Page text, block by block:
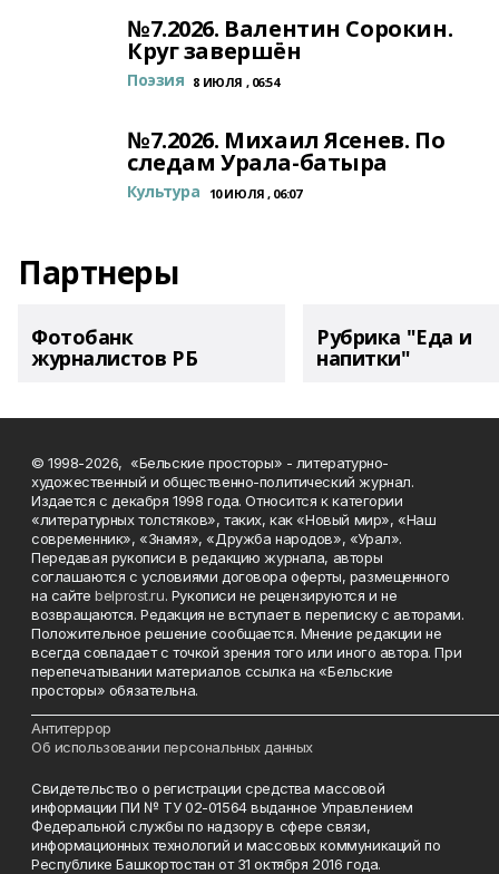
№7.2026. Валентин Сорокин.
Круг завершён
Поэзия 8 ИЮЛЯ , 06:54
№7.2026. Михаил Ясенев. По
следам Урала-батыра
Культура 10 ИЮЛЯ , 06:07
Партнеры
Фотобанк
журналистов РБ
Рубрика "Еда и
напитки"
© 1998-2026, «Бельские просторы» - литературно-
художественный и общественно-политический журнал.
Издается с декабря 1998 года. Относится к категории
«литературных толстяков», таких, как «Новый мир», «Наш
современник», «Знамя», «Дружба народов», «Урал».
Передавая рукописи в редакцию журнала, авторы
соглашаются с условиями договора оферты, размещенного
на сайтеbelprost.ru. Рукописи не рецензируются и не
возвращаются. Редакция не вступает в переписку с авторами.
Положительное решение сообщается. Мнение редакции не
всегда совпадает с точкой зрения того или иного автора. При
перепечатывании материалов ссылка на «Бельские
просторы» обязательна.
Антитеррор
Об использовании персональных данных
Свидетельство о регистрации средства массовой
информации ПИ № ТУ 02-01564 выданное Управлением
Федеральной службы по надзору в сфере связи,
информационных технологий и массовых коммуникаций по
Республике Башкортостан от 31 октября 2016 года.